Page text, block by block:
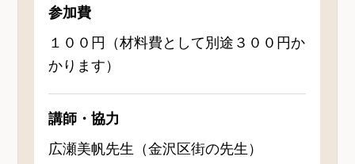
参加費
１００円（材料費として別途３００円か
かります）
講師・協力
広瀬美帆先生（金沢区街の先生）